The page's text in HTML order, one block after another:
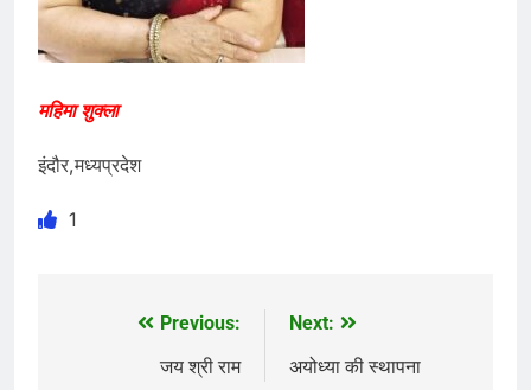
महिमा शुक्ला
इंदौर,मध्यप्रदेश
1
navigation
Previous:
जय श्री राम
Next:
अयोध्या की स्थापना